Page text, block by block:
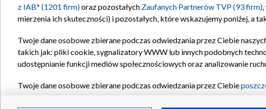
z IAB* (1201 firm)oraz pozostałych Zaufanych Partnerów TVP (93 firm)
mierzenia ich skuteczności) i pozostałych, które wskazujemy poniżej, a
Twoje dane osobowe zbierane podczas odwiedzania przez Ciebie
takich jak: pliki cookie, sygnalizatory WWW lub innych podobnych
udostępnianie funkcji mediów społecznościowych oraz analizowanie
Twoje dane osobowe zbierane podczas odwiedzania przez Ciebie